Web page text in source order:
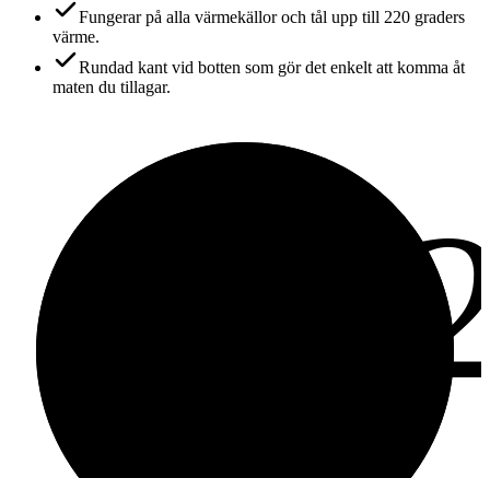
Fungerar på alla värmekällor och tål upp till 220 graders
värme.
Rundad kant vid botten som gör det enkelt att komma åt
maten du tillagar.